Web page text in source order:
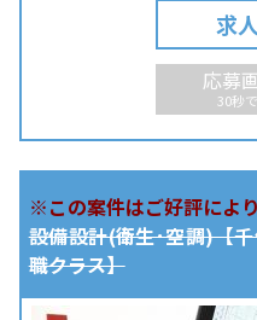
求
応募
30秒
※この案件はご好評によ
設備設計(衛生･空調)【
職クラス】